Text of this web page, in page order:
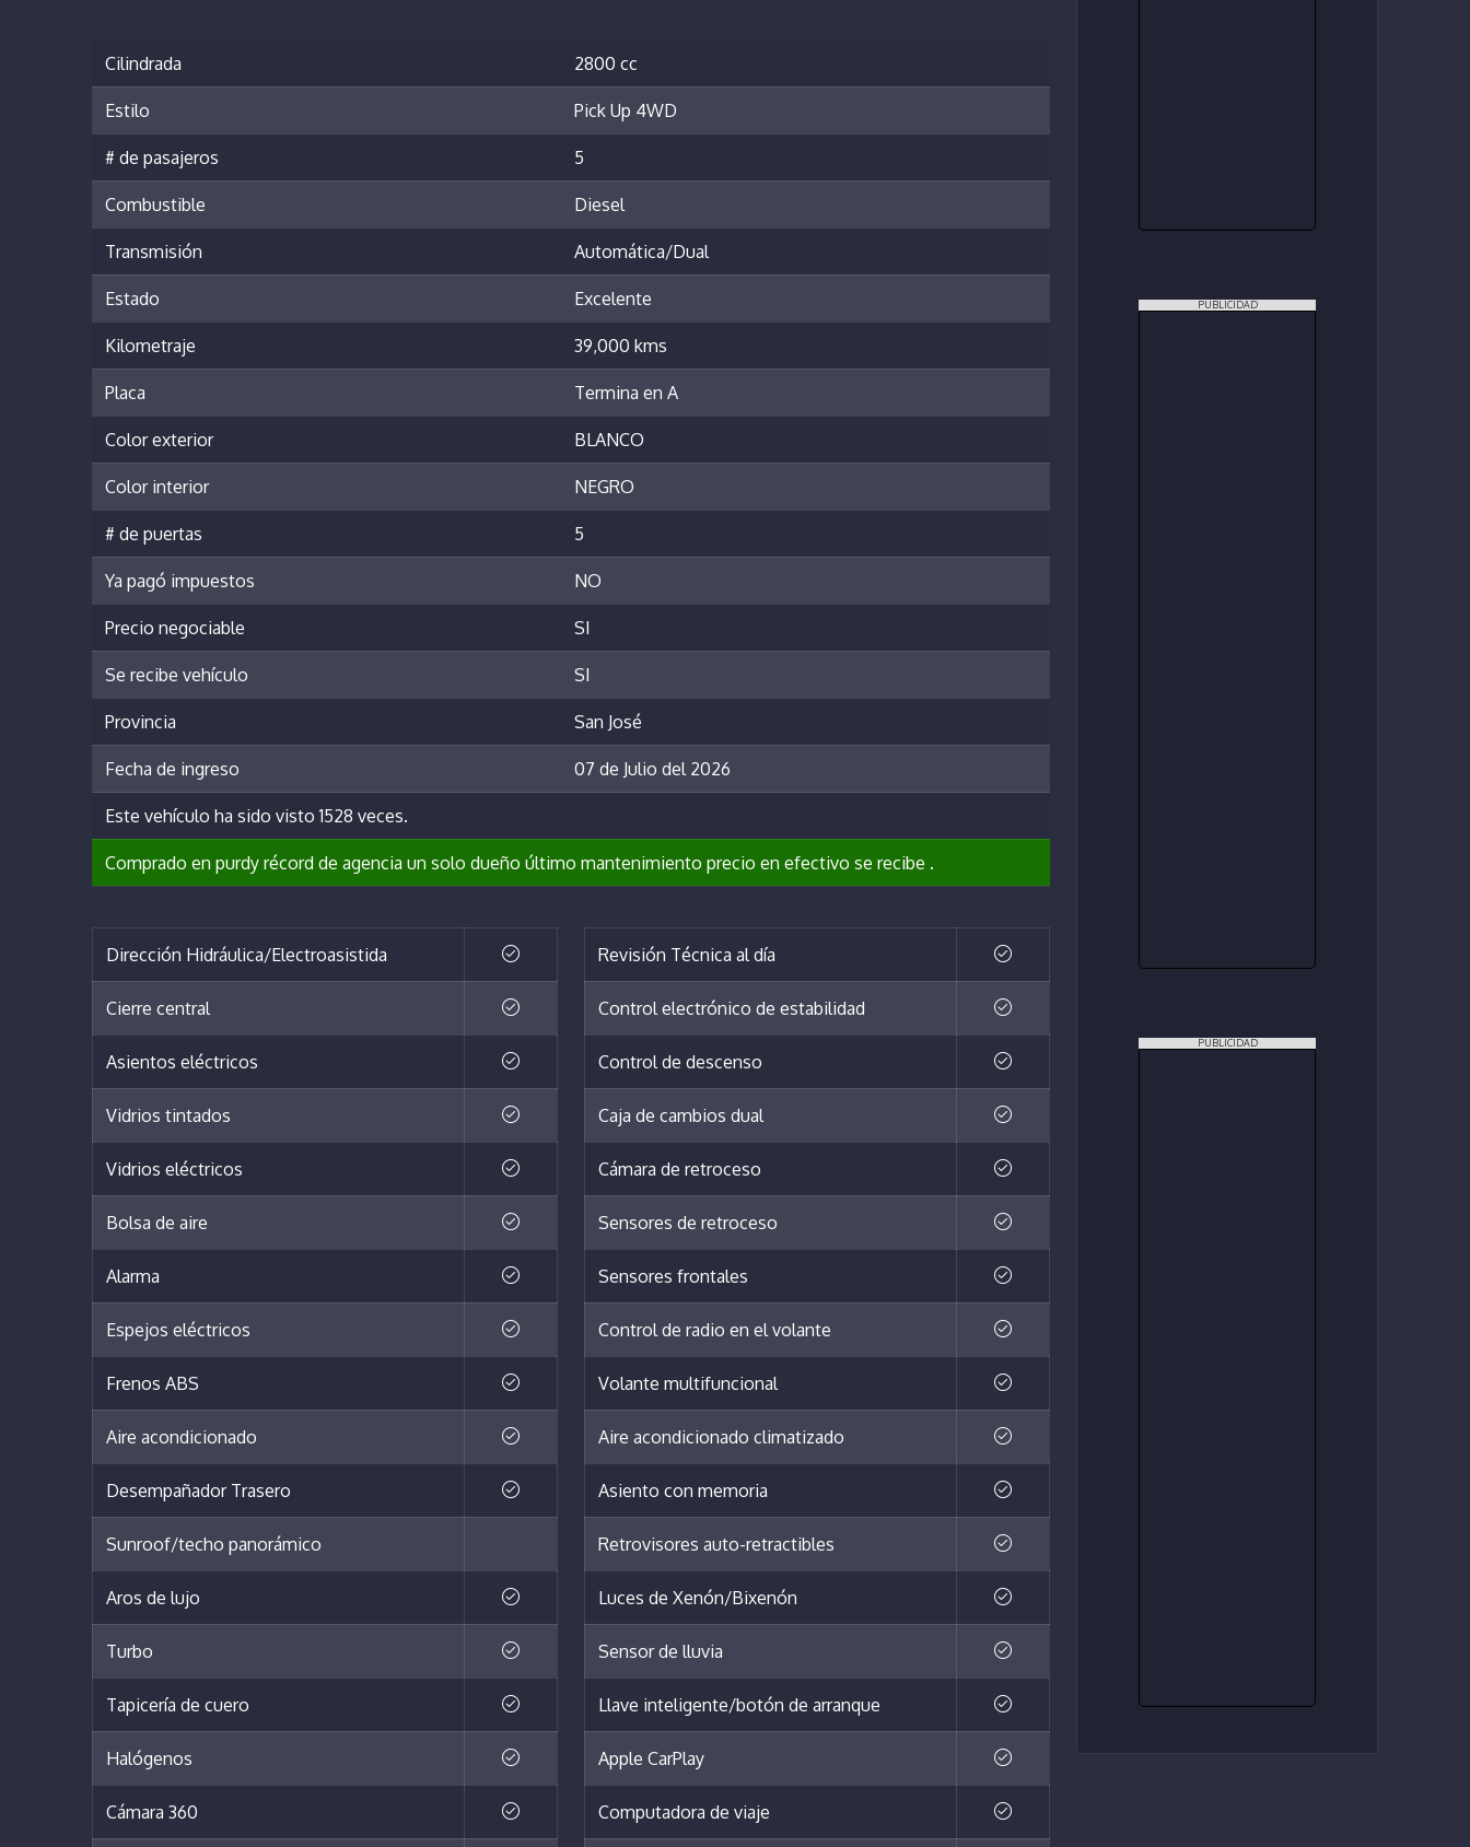
Cilindrada 2800 cc
Estilo Pick Up 4WD
# de pasajeros 5
Combustible Diesel
Transmisión Automática/Dual
Estado Excelente
Kilometraje 39,000 kms
Placa Termina en A
Color exterior BLANCO
Color interior NEGRO
# de puertas 5
Ya pagó impuestos NO
Precio negociable SI
Se recibe vehículo SI
Provincia San José
Fecha de ingreso 07 de Julio del 2026
Este vehículo ha sido visto 1528 veces.
Comprado en purdy récord de agencia un solo dueño último mantenimiento precio en efectivo se recibe .
Dirección Hidráulica/Electroasistida
Cierre central
Asientos eléctricos
Vidrios tintados
Vidrios eléctricos
Bolsa de aire
Alarma
Espejos eléctricos
Frenos ABS
Aire acondicionado
Desempañador Trasero
Sunroof/techo panorámico
Aros de lujo
Turbo
Tapicería de cuero
Halógenos
Cámara 360
Revisión Técnica al día
Control electrónico de estabilidad
Control de descenso
Caja de cambios dual
Cámara de retroceso
Sensores de retroceso
Sensores frontales
Control de radio en el volante
Volante multifuncional
Aire acondicionado climatizado
Asiento con memoria
Retrovisores auto-retractibles
Luces de Xenón/Bixenón
Sensor de lluvia
Llave inteligente/botón de arranque
Apple CarPlay
Computadora de viaje
PUBLICIDAD
PUBLICIDAD